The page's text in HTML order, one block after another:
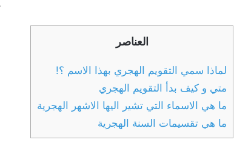
العناصر
لماذا سمي التقويم الهجري بهذا الاسم ؟!
متي و كيف بدأ التقويم الهجري
ما هي الاسماء التي تشير اليها الاشهر الهجرية
ما هي تقسيمات السنة الهجرية